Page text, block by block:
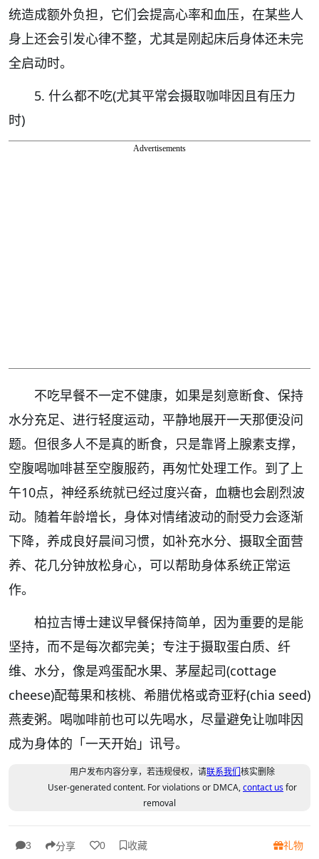
统造成额外负担，它们会提高心率和血压，在某些人
身上还会引发心律不整，尤其是刚起床后身体还未完
全启动时。
5. 什么都不吃(尤其平常会摄取咖啡因且有压力
时)
Advertisements
不吃早餐不一定不健康，如果是刻意断食、保持
水分充足、进行轻度运动，平静地展开一天那便没问
题。但很多人不是真的断食，只是靠肾上腺素支撑，
空腹喝咖啡甚至空腹服药，再匆忙处理工作。到了上
午10点，神经系统就已经过度兴奋，血糖也会剧烈波
动。随着年龄增长，身体对情绪波动的耐受力会逐渐
下降，养成良好晨间习惯，如补充水分、摄取全面营
养、花几分钟放松身心，可以帮助身体系统正常运
作。
柏拉吉博士建议早餐保持简单，因为重要的是能
坚持，而不是每次都完美；专注于摄取蛋白质、纤
维、水分，像是鸡蛋配水果、茅屋起司(cottage
cheese)配莓果和核桃、希腊优格或奇亚籽(chia seed)
燕麦粥。喝咖啡前也可以先喝水，尽量避免让咖啡因
成为身体的「一天开始」讯号。
用户发布内容分享，若违规侵权，请联系我们核实删除
User-generated content. For violations or DMCA,contact usfor
removal
3 分享 0 收藏 礼物